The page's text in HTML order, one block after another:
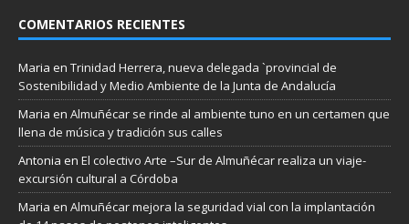
COMENTARIOS RECIENTES
Maria en Trinidad Herrera, nueva delegada `provincial de
Sostenibilidad y Medio Ambiente de la Junta de Andalucía
Maria en Almuñécar se rinde al ambiente tuno en un certamen que
llena de música y tradición sus calles
Antonia en El colectivo Arte –Sur de Almuñécar realiza un viaje-
excursión cultural a Córdoba
Maria en Almuñécar mejora la seguridad vial con la implantación